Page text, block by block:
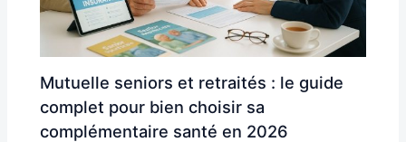
Mutuelle seniors et retraités : le guide
complet pour bien choisir sa
complémentaire santé en 2026